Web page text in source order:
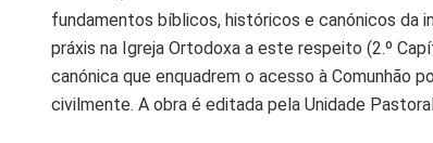
fundamentos bíblicos, históricos e canónicos da
práxis na Igreja Ortodoxa a este respeito (2.º
canónica que enquadrem o acesso à Comunhão
civilmente. A obra é editada pela Unidade